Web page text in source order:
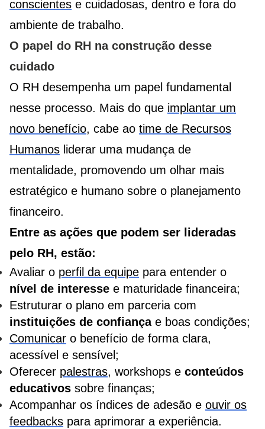
conscientes e cuidadosas, dentro e fora do
ambiente de trabalho.
O papel do RH na construção desse
cuidado
O RH desempenha um papel fundamental
nesse processo. Mais do que implantar um
novo benefício, cabe ao time de Recursos
Humanos liderar uma mudança de
mentalidade, promovendo um olhar mais
estratégico e humano sobre o planejamento
financeiro.
Entre as ações que podem ser lideradas
pelo RH, estão:
Avaliar o perfil da equipe para entender o
nível de interesse e maturidade financeira;
Estruturar o plano em parceria com
instituições de confiançae boas condições;
Comunicar o benefício de forma clara,
acessível e sensível;
Oferecer palestras, workshops e conteúdos
educativos sobre finanças;
Acompanhar os índices de adesão e ouvir os
feedbacks para aprimorar a experiência.